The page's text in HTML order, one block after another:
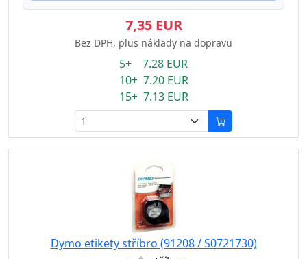
7,35 EUR
Bez DPH, plus náklady na dopravu
5+ 7.28 EUR
10+ 7.20 EUR
15+ 7.13 EUR
Dymo etikety stříbro (91208 / S0721730)